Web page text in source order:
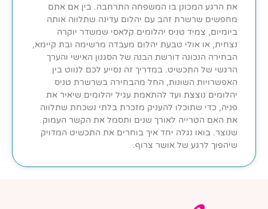
את הרגע המכונן בו המשפחה התרחבה. בין אם אתם
מחפשים שרשרת זהב עם יהלום עדינה שתלווה אותה
ביומיום, צמיד טניס יהלומים קלאסי שמשדר יוקרה
נצחית, או אולי טבעת יהלום מעבדה מרשימה ובת קיימא,
הבחירה הנכונה דורשת הבנה של הסגנון האישי והערך
הרגשי של התכשיט. במדריך זה נסייע לכם לנווט בין
האפשרויות השונות, החל מהבחירה בשרשרת טניס
יהלומים נוצצת ועד להתאמת עגיל יהלומים שיאיר את
פניה, כדי שתוכלו להעניק מזכרת בלתי נשכחת שתלווה
את האם הטרייה לאורך שנים ותסמל את הקשר העמוק
שנוצר. בואו נגלה יחד איך בוחרים את התכשיט המדויק
שיהפוך לרגע של אושר צרוף.